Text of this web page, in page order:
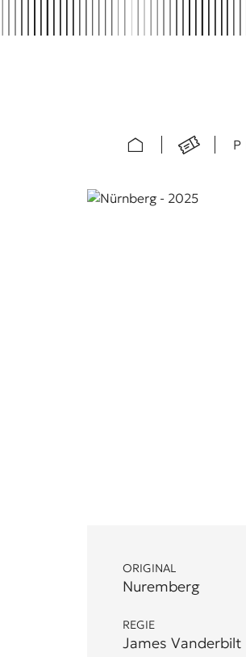
ORIGINAL
Nuremberg
REGIE
James Vanderbilt